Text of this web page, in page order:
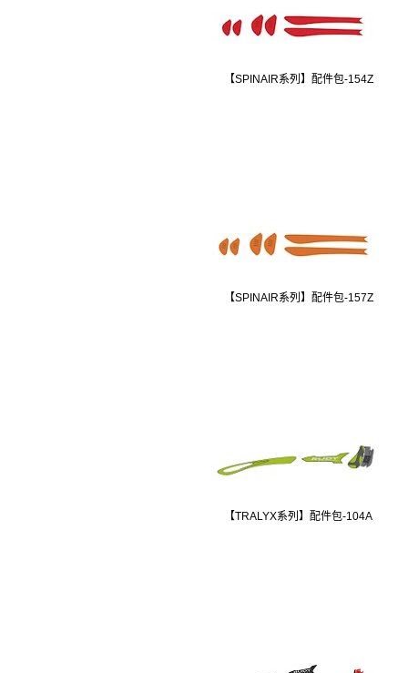
【SPINAIR系列】配件包-154Z
【SPINAIR系列】配件包-157Z
【TRALYX系列】配件包-104A